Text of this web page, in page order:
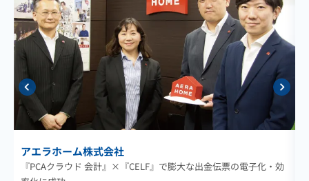
アエラホーム株式会社
『PCAクラウド 会計』×『CELF』で膨大な出金伝票の電子化・効